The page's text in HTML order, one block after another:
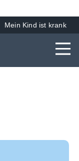
Mein Kind ist krank